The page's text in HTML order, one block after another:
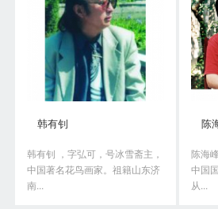
韩有钊
韩有钊 ，字弘可，号冰雪斋主，
中国著名花鸟画家。祖籍山东济
南...
陈
陈海
中国
从...